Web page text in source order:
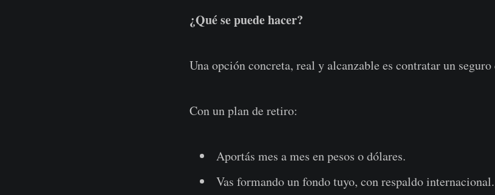
¿Qué se puede hacer?
Una opción concreta, real y alcanzable es contratar un
Con un plan de retiro:
Aportás mes a mes en pesos o dólares.
Vas formando un fondo tuyo, con respaldo internacional.